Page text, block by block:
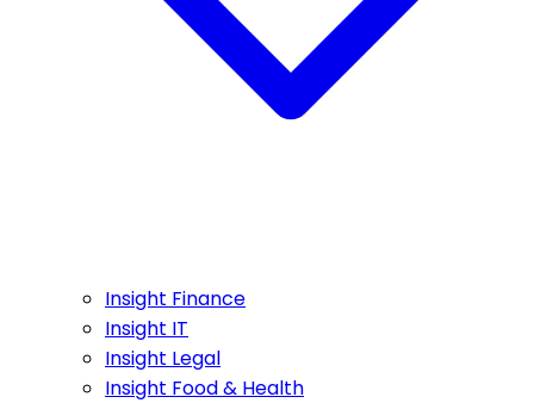
Insight Finance
Insight IT
Insight Legal
Insight Food & Health